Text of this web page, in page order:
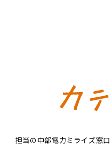
担当の中部電力ミライズ窓口